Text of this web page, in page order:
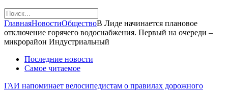
ГлавнаяНовостиОбществоВ Лиде начинается плановое
отключение горячего водоснабжения. Первый на очереди –
микрорайон Индустриальный
Последние новости
Самое читаемое
ГАИ напоминает велосипедистам о правилах дорожного